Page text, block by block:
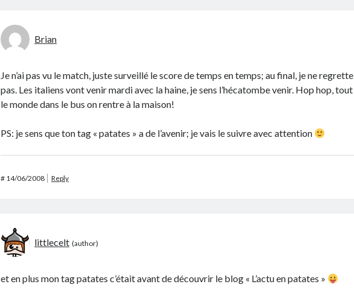
Brian
Je n’ai pas vu le match, juste surveillé le score de temps en temps; au final, je ne regrette
pas. Les italiens vont venir mardi avec la haine, je sens l’hécatombe venir. Hop hop, tout
le monde dans le bus on rentre à la maison!
PS: je sens que ton tag « patates » a de l’avenir; je vais le suivre avec attention
# 14/06/2008 Reply
littlecelt
et en plus mon tag patates c’était avant de découvrir le blog « L’actu en patates »